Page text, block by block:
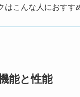
はこんな人におすす
能と性能